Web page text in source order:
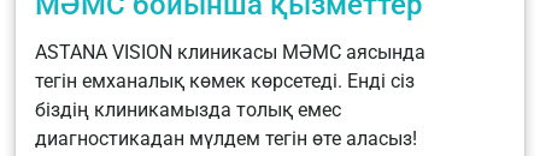
ASTANA VISION клиникасы МӘМС аясында
тегін емханалық көмек көрсетеді. Енді сіз
біздің клиникамызда толық емес
диагностикадан мүлдем тегін өте аласыз!